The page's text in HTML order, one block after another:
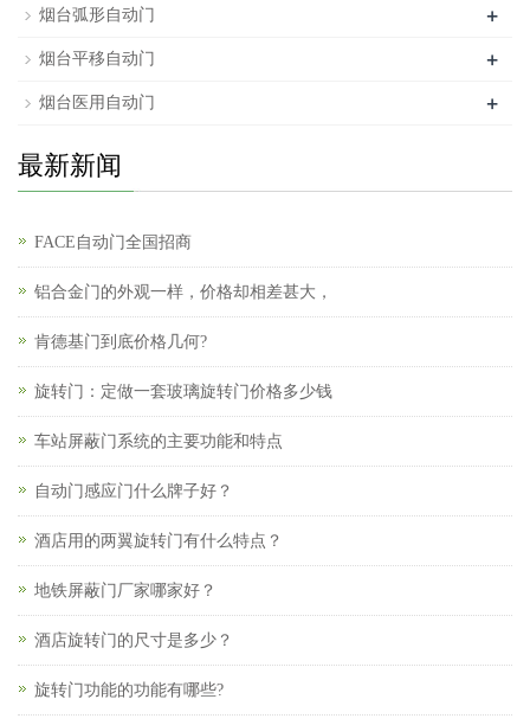
烟台弧形自动门 +
烟台平移自动门 +
烟台医用自动门 +
最新新闻
FACE自动门全国招商
铝合金门的外观一样，价格却相差甚大，
肯德基门到底价格几何?
旋转门：定做一套玻璃旋转门价格多少钱
车站屏蔽门系统的主要功能和特点
自动门感应门什么牌子好？
酒店用的两翼旋转门有什么特点？
地铁屏蔽门厂家哪家好？
酒店旋转门的尺寸是多少？
旋转门功能的功能有哪些?